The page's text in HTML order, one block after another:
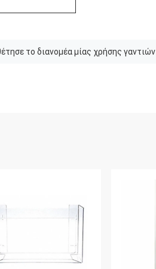
το διανομέα μίας χρήσης γαντιών